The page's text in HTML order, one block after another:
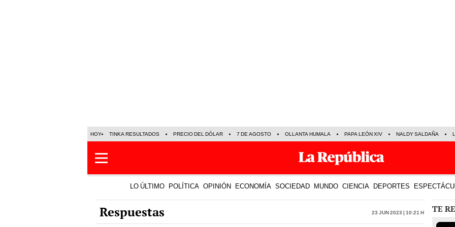
HOY TINKA RESULTADOS PRECIO DEL DÓLAR 7 DE AGOSTO OLLANTA HUMALA PAPA LEÓN XIV NALDY SALDAÑA
LO ÚLTIMO POLÍTICA OPINIÓN ECONOMÍA SOCIEDAD MUNDO CIENCIA DEPORTES
Respuestas 23 Jun 2023 | 10:21 h TE